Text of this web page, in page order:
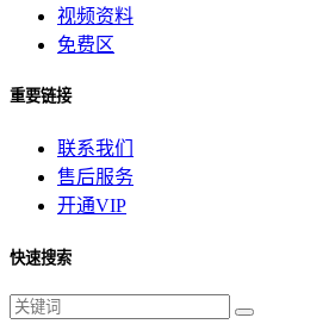
视频资料
免费区
重要链接
联系我们
售后服务
开通VIP
快速搜索